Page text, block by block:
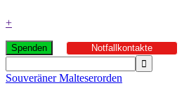
+
Spenden Notfallkontakte
Souveräner Malteserorden